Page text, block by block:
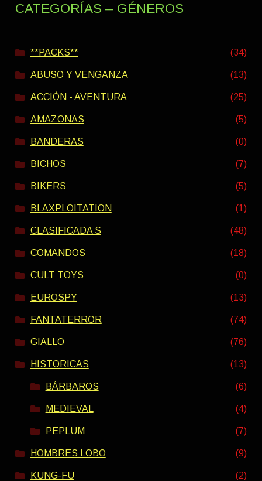
CATEGORÍAS – GÉNEROS
**PACKS** (34)
ABUSO Y VENGANZA (13)
ACCIÓN - AVENTURA (25)
AMAZONAS (5)
BANDERAS (0)
BICHOS (7)
BIKERS (5)
BLAXPLOITATION (1)
CLASIFICADA S (48)
COMANDOS (18)
CULT TOYS (0)
EUROSPY (13)
FANTATERROR (74)
GIALLO (76)
HISTORICAS (13)
BÁRBAROS (6)
MEDIEVAL (4)
PEPLUM (7)
HOMBRES LOBO (9)
KUNG-FU (2)